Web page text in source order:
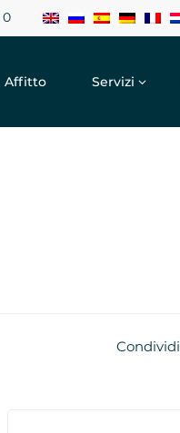
0
Affitto Servizi
Condividi